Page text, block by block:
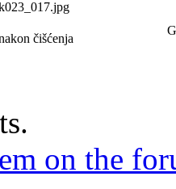
čišćenja
on the